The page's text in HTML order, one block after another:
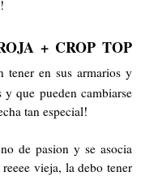
!
+ CROP TOP
tener en sus armarios y
y que pueden cambiarse
tan especial!
de pasion y se asocia
vieja, la debo tener